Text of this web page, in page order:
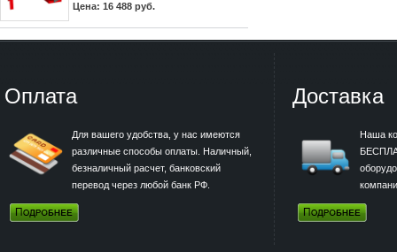
Цена: 16 488 руб.
Оплата
Для вашего удобства, у нас имеются
различные способы оплаты. Наличный,
безналичный расчет, банковский
перевод через любой банк РФ.
Доставка
Наша